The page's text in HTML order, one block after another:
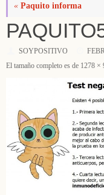
« Paquito informa
SOYPOSITIVO
El tamaño completo es de 1278 ×